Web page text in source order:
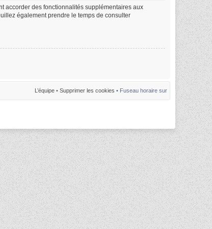
accorder des fonctionnalités supplémentaires aux
également prendre le temps de consulter
L’équipe • Supprimer les cookies • Fuseau horaire sur